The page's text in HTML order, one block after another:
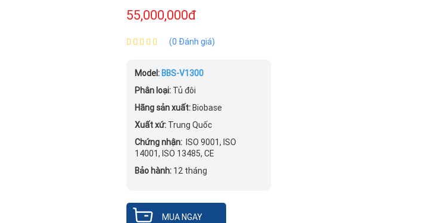
55,000,000đ
(0 Đánh giá)
Model: BBS-V1300
Phân loại: Tủ đôi
Hãng sản xuất:Biobase
Xuất xứ: Trung Quốc
Chứng nhận: ISO 9001, ISO
14001, ISO 13485, CE
Bảo hành: 12 tháng
MUA NGAY